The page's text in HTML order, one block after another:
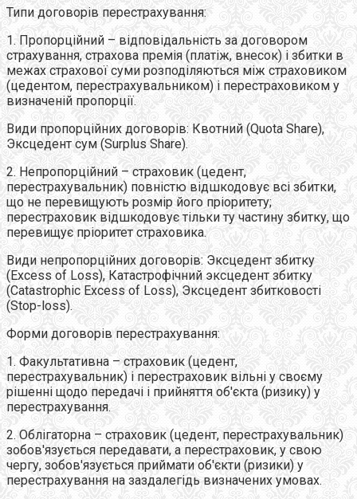
Типи договорів перестрахування:
1. Пропорційний – відповідальність за договором
страхування, страхова премія (платіж, внесок) і збитки в
межах страхової суми розподіляються між страховиком
(цедентом, перестрахувальником) і перестраховиком у
визначеній пропорції.
Види пропорційних договорів: Квотний (Quota Share),
Эксцедент сум (Surplus Share).
2. Непропорційний – страховик (цедент,
перестрахувальник) повністю відшкодовує всі збитки,
що не перевищують розмір його пріоритету;
перестраховик відшкодовує тільки ту частину збитку, що
перевищує пріоритет страховика.
Види непропорційних договорів: Эксцедент збитку
(Excess of Loss), Катастрофічний эксцедент збитку
(Catastrophic Excess of Loss), Эксцедент збитковості
(Stop-loss).
Форми договорів перестрахування:
1. Факультативна – страховик (цедент,
перестрахувальник) і перестраховик вільні у своєму
рішенні щодо передачі і прийняття об'єкта (ризику) у
перестрахування.
2. Облігаторна – страховик (цедент, перестрахувальник)
зобов'язується передавати, а перестраховик, у свою
чергу, зобов'язується приймати об'єкти (ризики) у
перестрахування на заздалегідь визначених умовах.